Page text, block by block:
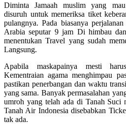
Diminta Jamaah muslim yang
disuruh untuk memeriksa tiket
pulangnya. Pada biasanya
Arabia seputar 9 jam Di himbau
menentukan Travel yang sudah
Langsung.
Apabila maskapainya mesti
Kementraian agama menghimpau
pastikan penerbangan dan waktu
yang sama. Banyak permasalahan
umroh yang telah ada di Tanah Suci
Tanah Air Indonesia disebabkan
tak ada.